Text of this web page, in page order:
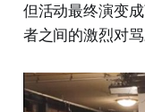
但活动最终演变
者之间的激烈对骂